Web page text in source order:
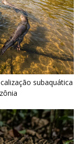
e prepara ataque de